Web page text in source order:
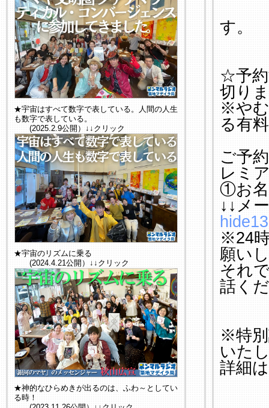
★宇宙はすべて数字で表している。人間の人生
も数字で表している。
(2025.2.9公開）↓↓クリック
★宇宙のリズムに乗る
(2024.4.21公開）↓↓クリック
★神的なひらめきが出るのは、ふわ～としてい
る時！
す。
☆予約
切り
※やむ
る有
ご予
レミ
①お名
↓↓メ
※24
願い
それ
話く
※特別
いた
詳細